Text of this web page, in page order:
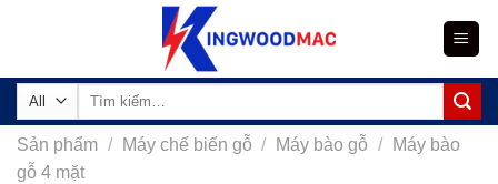
Tìm
Sản phẩm / Máy chế biến gỗ / Máy bào gỗ /
Máy bào
gỗ 4 mặt